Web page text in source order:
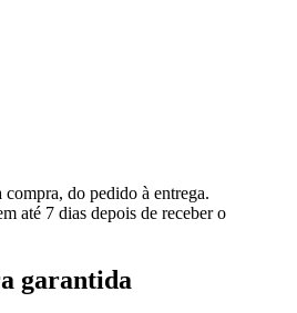
compra, do pedido à entrega.
até 7 dias depois de receber o
garantida